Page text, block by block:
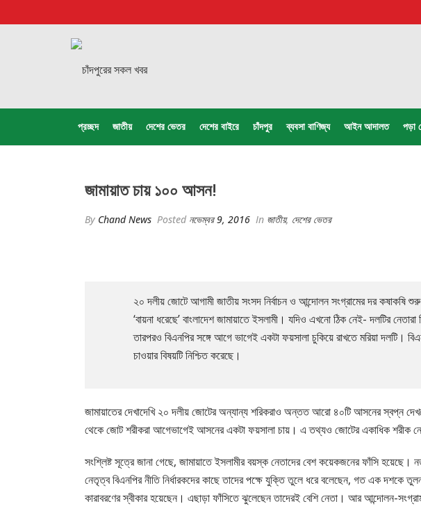
প্রচ্ছদ জাতীয় দেশের ভেতর দেশের বাইরে চাঁদপুর ব্যবসা বাণিজ্য আইন আদালত পড়া
জামায়াত চায় ১০০ আসন!
By Chand News Posted নভেম্বর 9, 2016 In জাতীয়, দেশের ভেতর
২০ দলীয় জোটে আগামী জাতীয় সংসদ নির্বাচন ও আন্দোলন সংগ্রামের দর কষাকষি
‘বায়না ধরেছে’ বাংলাদেশ জামায়াতে ইসলামী। যদিও এখনো ঠিক নেই- দলটির
তারপরও বিএনপির সঙ্গে আগে ভাগেই একটা ফয়সালা চুকিয়ে রাখতে মরিয়া দলটি।
চাওয়ার বিষয়টি নিশ্চিত করেছে।
জামায়াতের দেখাদেখি ২০ দলীয় জোটের অন্যান্য শরিকরাও অন্তত আরো ৪০টি আসনের স্বপ্ন
থেকে জোট শরীকরা আগেভাগেই আসনের একটা ফয়সালা চায়। এ তথ্যও জোটের একাধিক শরীক
সংশ্লিষ্ট সূত্রে জানা গেছে, জামায়াতে ইসলামীর বয়স্ক নেতাদের বেশ কয়েকজনের ফাঁসি হয়েছে।
নেতৃত্ব বিএনপির নীতি নির্ধারকদের কাছে তাদের পক্ষে যুক্তি তুলে ধরে বলেছেন, গত এক দশকে
কারাবরণের স্বীকার হয়েছেন। এছাড়া ফাঁসিতে ঝুলেছেন তাদেরই বেশি নেতা। আর আন্দোলন-